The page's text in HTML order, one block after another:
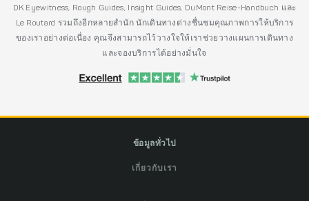
DK Eyewitness, Rough Guides, Insight Guides, DuMont Reise-Handbuch และ
Le Routard รวมถึงอีกหลายสำนัก นักเดินทางต่างชื่นชมคุณภาพการให้บริการ
ของเราอย่างต่อเนื่อง คุณจึงสามารถไว้วางใจให้เราช่วยวางแผนการเดินทาง
และจองบริการได้อย่างมั่นใจ
ข้อมูลทั่วไป
เกี่ยวกับเรา